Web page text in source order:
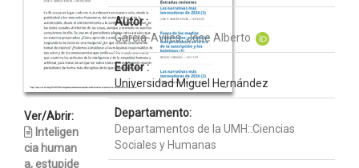
Ver/Abrir:
Inteligen
cia human
a, estupide
Autor :
García-Aviles, Jose Alberto
Editor :
Universidad Miguel Hernández
Departamento:
Departamentos de la UMH::Ciencias
Sociales y Humanas